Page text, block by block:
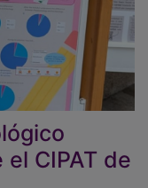
CIPAT de